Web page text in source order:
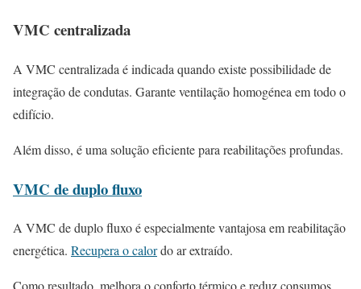
VMC centralizada
A VMC centralizada é indicada quando existe possibilidade de
integração de condutas. Garante ventilação homogénea em todo o
edifício.
Além disso, é uma solução eficiente para reabilitações profundas.
VMC de duplo fluxo
A VMC de duplo fluxo é especialmente vantajosa em reabilitação
energética. Recupera o calordo ar extraído.